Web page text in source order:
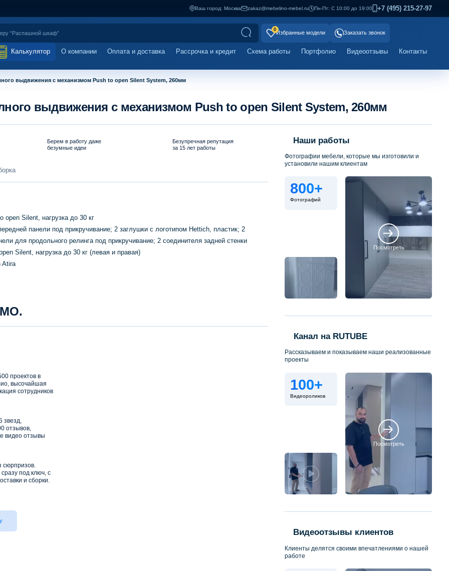
Ваш город: Москва zakaz@mebelino-mebel.ru Пн-Пт: С 10:00 до 19:00 +7 (495) 215-27-97
0
Избранные модели Заказать звонок
Калькулятор О компании Оплата и доставка Рассрочка и кредит Схема работы Портфолио Видеоотзывы Контакты
выдвижения с механизмом Push to open Silent System, 260мм
выдвижения с механизмом Push to open Silent System, 260мм
Берем в работу даже
безумные идеи
Безупречная репутация
за 15 лет работы
Silent, нагрузка до 30 кг
панели под прикручивание; 2 заглушки с логотипом Hettich, пластик; 2
для продольного релинга под прикручивание; 2 соединителя задней стенки
Silent, нагрузка до 30 кг (левая и правая)
Atira
проектов в
высочайшая
сотрудников
звезд,
отзывов,
видео отзывы
сюрпризов.
под ключ, с
и сборки.
Наши работы
Фотографии мебели, которые мы изготовили и
установили нашим клиентам
800+
Фотографий
Посмотреть
Канал на RUTUBE
Рассказываем и показываем наши реализованные
проекты
100+
Видеороликов
Посмотреть
Видеоотзывы клиентов
Клиенты делятся своими впечатлениями о нашей
работе